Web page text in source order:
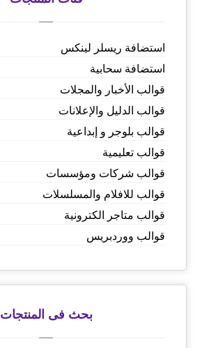
استضافة ريسلر لينكس
استضافة سحابية
قوالب الأخبار والمجلات
قوالب الدليل والإعلانات
قوالب بلوجر و إبداعية
قوالب تعليمية
قوالب شركات ومؤسسات
قوالب للافلام والمسلسلات
قوالب متاجر الكترونية
قوالب ووردبريس
بحث فى المنتجات